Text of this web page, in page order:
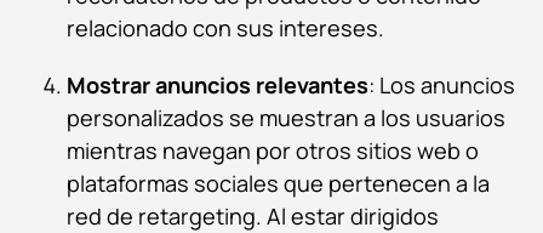
relacionado con sus intereses.
Mostrar anuncios relevantes: Los anuncios
personalizados se muestran a los usuarios
mientras navegan por otros sitios web o
plataformas sociales que pertenecen a la
red de retargeting. Al estar dirigidos